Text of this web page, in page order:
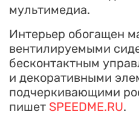
мультимедиа.
Интерьер обогащен
вентилируемыми
бесконтактным
и декоративными
подчеркивающими
пишет SPEEDME.RU.